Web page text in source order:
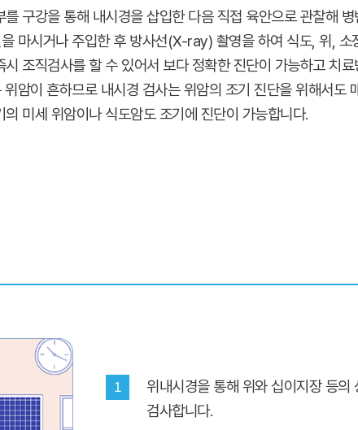
구강을 통해 내시경을 삽입한 다음 직접 육안으로 관찰해
마시거나 주입한 후 방사선(X-ray) 촬영을 하여 식도, 위, 소
조직검사를 할 수 있어서 보다 정확한 진단이 가능하고 치
암이 흔하므로 내시경 검사는 위암의 조기 진단을 위해서도
미세 위암이나 식도암도 조기에 진단이 가능합니다.
1
위내시경을 통해 위와 십이지장 등의
검사합니다.